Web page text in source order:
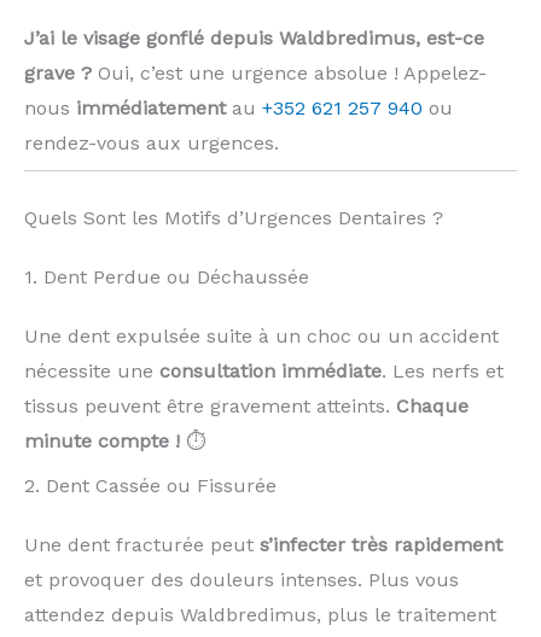
J’ai le visage gonflé depuis Waldbredimus, est-ce
grave ? Oui, c’est une urgence absolue ! Appelez-
nous immédiatementau +352 621 257 940 ou
rendez-vous aux urgences.
Quels Sont les Motifs d’Urgences Dentaires ?
1. Dent Perdue ou Déchaussée
Une dent expulsée suite à un choc ou un accident
nécessite une consultation immédiate. Les nerfs et
tissus peuvent être gravement atteints. Chaque
minute compte ! ⏱️
2. Dent Cassée ou Fissurée
Une dent fracturée peut s’infecter très rapidement
et provoquer des douleurs intenses. Plus vous
attendez depuis Waldbredimus, plus le traitement